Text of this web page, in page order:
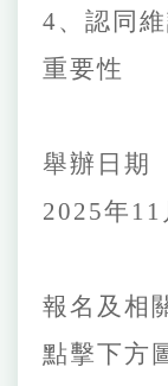
4、 認同
重要性
舉辦日期
2025年 11
報名及相
點擊下方